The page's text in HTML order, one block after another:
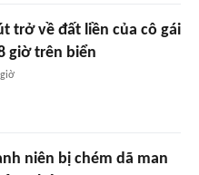
trở về đất liền của cô gái
giờ trên biển
niên bị chém dã man